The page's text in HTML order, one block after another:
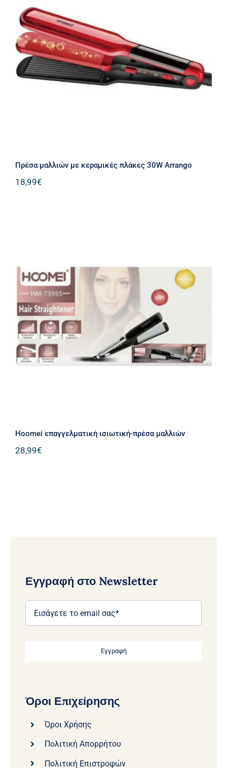
Πρέσα μαλλιών με κεραμικές πλάκες
30W Arrango
Πρέσα μαλλιών με κεραμικές πλάκες 30W Arrango
18,99€
Hoomei επαγγελματική ισιωτική-
πρέσα μαλλιών
Hoomei επαγγελματική ισιωτική-πρέσα μαλλιών
28,99€
Εγγραφή στο Newsletter
Εγγραφή
Όροι Επιχείρησης
Όροι Χρήσης
Πολιτική Απορρήτου
Πολιτική Επιστροφών